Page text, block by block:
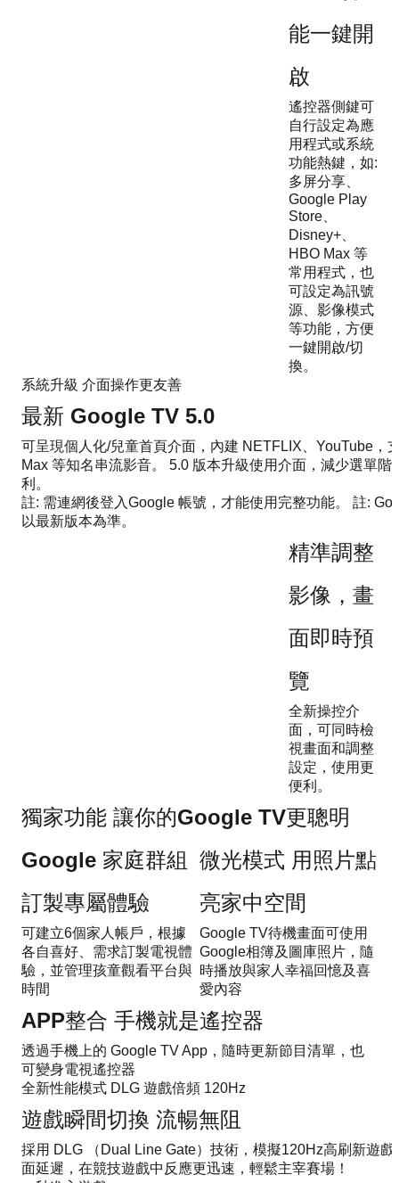
能一鍵開
啟
遙控器側鍵可
自行設定為應
用程式或系統
功能熱鍵，如:
多屏分享、
Google Play
Store、
Disney+、
HBO Max 等
常用程式，也
可設定為訊號
源、影像模式
等功能，方便
一鍵開啟/切
換。
系統升級​ 介面操作更友善
最新 Google TV 5.0
可呈現個人化/兒童首頁介面，內建 NETFLIX、YouTube，
Max 等知名串流影音。 5.0 版本升級使用介面，減少選單階
利。
註: 需連網後登入Google 帳號，才能使用完整功能。 註:
以最新版本為準。​
精準調整
影像，畫
面即時預
覽
全新操控介
面，可同時檢
視畫面和調整
設定，使用更
便利。
獨家功能 讓你的Google TV更聰明
Google 家庭群組
訂製專屬體驗
可建立6個家人帳戶，根據
各自喜好、需求訂製電視體
驗，並管理孩童觀看平台與
時間
微光模式 用照片點
亮家中空間
Google TV待機畫面可使用
Google相簿及圖庫照片，隨
時播放與家人幸福回憶及喜
愛內容
APP整合 手機就是遙控器
透過手機上的 Google TV App，隨時更新節目清單，也
可變身電視遙控器​
全新性能模式 DLG 遊戲倍頻 120Hz
遊戲瞬間切換 流暢無阻
採用 DLG （Dual Line Gate）技術，模擬120Hz高刷新遊
面延遲，在競技遊戲中反應更迅速，輕鬆主宰賽場！